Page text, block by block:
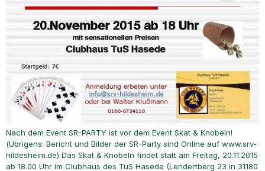
Nach dem Event SR-PARTY ist vor dem Event Skat & Knobeln!
(Übrigens: Bericht und Bilder der SR-Party sind Online auf www.srv-
hildesheim.de) Das Skat & Knobeln findet statt am Freitag, 20.11.2015
ab 18.00 Uhr im Clubhaus des TuS Hasede (Lendertberg 23 in 31180